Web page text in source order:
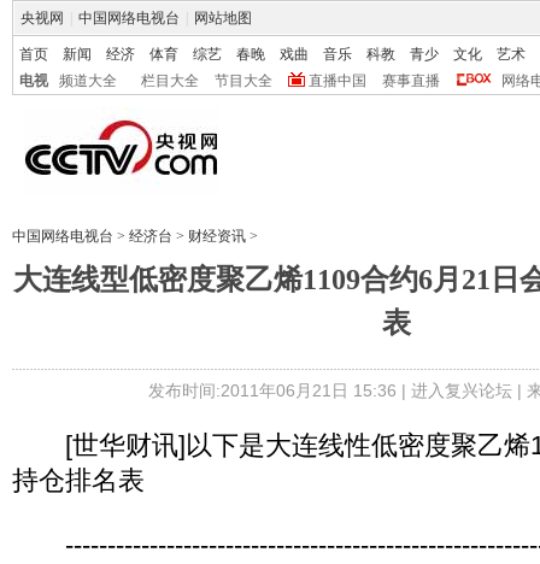
央视网 中国网络电视台 网站地图
首页 新闻 经济 体育 综艺 春晚 戏曲 音乐 科教 青少 文化
艺术
电视
频道大全 栏目大全 节目大全 直播中国 赛事直播 网络
中国网络电视台 > 经济台 > 财经资讯 >
大连线型低密度聚乙烯1109合约6月21日
表
发布时间:2011年06月21日 15:36 | 进入复兴论坛|
[世华财讯]以下是大连线性低密度聚乙烯
持仓排名表